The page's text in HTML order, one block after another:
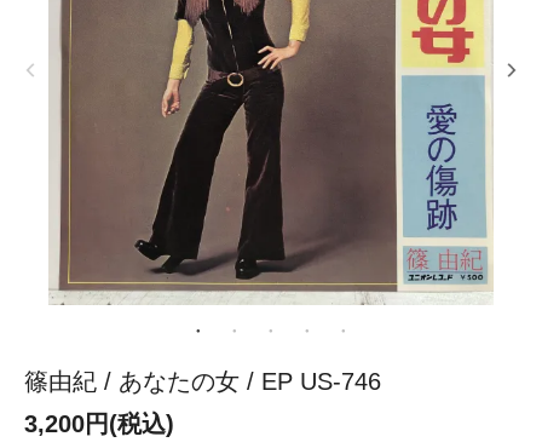
篠由紀 / あなたの女 / EP US-746
3,200円(税込)